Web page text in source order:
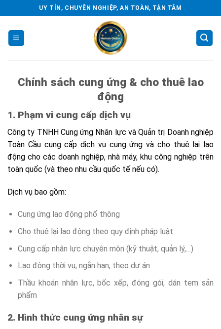
to
content
UY TÍN, CHUYÊN NGHIỆP, AN TOÀN, TẬN TÂM
Chính sách cung ứng & cho thuê lao
động
1. Phạm vi cung cấp dịch vụ
Công ty TNHH Cung ứng Nhân lực và Quản trị Doanh nghiệp
Toàn Cầu cung cấp dịch vụ cung ứng và cho thuê lại lao
động cho các doanh nghiệp, nhà máy, khu công nghiệp trên
toàn quốc (và theo nhu cầu quốc tế nếu có).
Dịch vụ bao gồm:
Cung ứng lao động phổ thông
Cho thuê lại lao động theo quy định pháp luật
Cung cấp nhân lực chuyên môn (kỹ thuật, quản lý,…)
Lao động thời vụ, ngắn hạn, theo dự án
Thầu khoán nhân lực, bốc xếp, đóng gói, dán tem sản
phẩm
2. Hình thức cung ứng nhân sự